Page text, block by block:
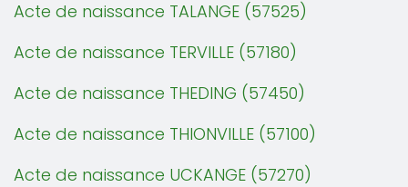
Acte de naissance TALANGE (57525)
Acte de naissance TERVILLE (57180)
Acte de naissance THEDING (57450)
Acte de naissance THIONVILLE (57100)
Acte de naissance UCKANGE (57270)